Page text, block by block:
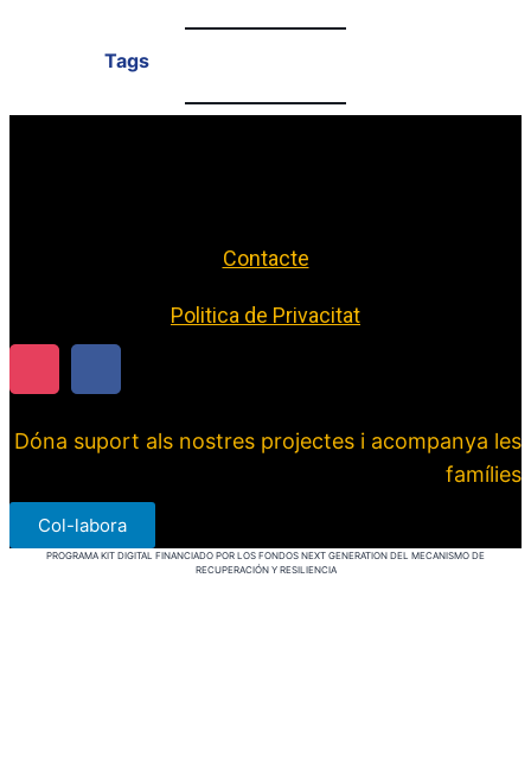
Tags
Contacte
Politica de Privacitat
Dóna suport als nostres projectes i acompanya les
famílies
Col-labora
PROGRAMA KIT DIGITAL FINANCIADO POR LOS FONDOS NEXT GENERATION DEL MECANISMO DE
RECUPERACIÓN Y RESILIENCIA